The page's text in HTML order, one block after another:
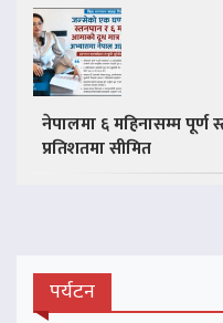
नेपालमा ६ महिनासम्म पूर्ण
प्रतिशतमा सीमित
पर्यटन